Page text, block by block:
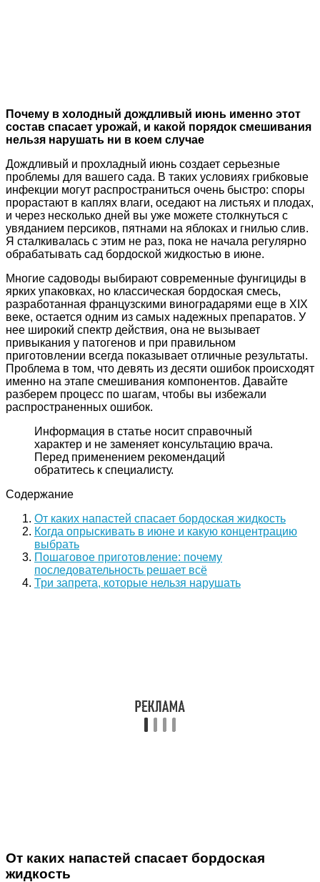
Почему в холодный дождливый июнь именно этот
состав спасает урожай, и какой порядок смешивания
нельзя нарушать ни в коем случае
Дождливый и прохладный июнь создает серьезные
проблемы для вашего сада. В таких условиях грибковые
инфекции могут распространиться очень быстро: споры
прорастают в каплях влаги, оседают на листьях и плодах,
и через несколько дней вы уже можете столкнуться с
увяданием персиков, пятнами на яблоках и гнилью слив.
Я сталкивалась с этим не раз, пока не начала регулярно
обрабатывать сад бордоской жидкостью в июне.
Многие садоводы выбирают современные фунгициды в
ярких упаковках, но классическая бордоская смесь,
разработанная французскими виноградарями еще в XIX
веке, остается одним из самых надежных препаратов. У
нее широкий спектр действия, она не вызывает
привыкания у патогенов и при правильном
приготовлении всегда показывает отличные результаты.
Проблема в том, что девять из десяти ошибок происходят
именно на этапе смешивания компонентов. Давайте
разберем процесс по шагам, чтобы вы избежали
распространенных ошибок.
Информация в статье носит справочный
характер и не заменяет консультацию врача.
Перед применением рекомендаций
обратитесь к специалисту.
Содержание
От каких напастей спасает бордоская жидкость
Когда опрыскивать в июне и какую концентрацию
выбрать
Пошаговое приготовление: почему
последовательность решает всё
Три запрета, которые нельзя нарушать
От каких напастей спасает бордоская
жидкость